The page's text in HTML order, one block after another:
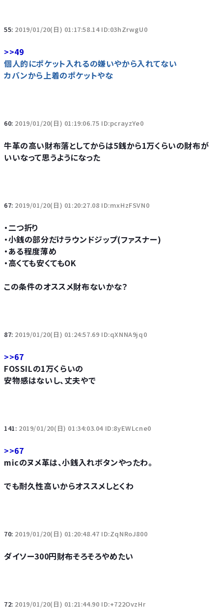
55: 2019/01/20(日) 01:17:58.14 ID:03hZrwgU0
>>49
個人的にポケット入れるの嫌いやから入れてない
カバンから上着のポケットやな
60: 2019/01/20(日) 01:19:06.75 ID:pcrayzYe0
牛革の高い財布落としてからは5銭から1万くらいの財布が
いいなって思うようになった
67: 2019/01/20(日) 01:20:27.08 ID:mxHzFSVN0
・二つ折り
・小銭の部分だけラウンドジップ(ファスナー)
・ある程度薄め
・高くても安くてもOK
この条件のオススメ財布ないかな？
87: 2019/01/20(日) 01:24:57.69 ID:qXNNA9jq0
>>67
FOSSILの1万くらいの
安物感はないし、丈夫やで
141: 2019/01/20(日) 01:34:03.04 ID:8yEWLcne0
>>67
micのヌメ革は、小銭入れボタンやったわ。
でも耐久性高いからオススメしとくわ
70: 2019/01/20(日) 01:20:48.47 ID:ZqNRoJ800
ダイソー300円財布そろそろやめたい
72: 2019/01/20(日) 01:21:44.90 ID:+722OvzHr